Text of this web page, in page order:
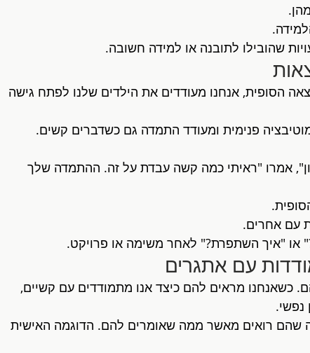
שהובילו לתובנה או למידה חשובה.
הסופית, אנחנו מעודדים את הילדים שלנו לפתח גישה
פנימית ומעודד התמדה גם כשדברים קשים.
אמרו "ראיתי כמה קשה עבדת על זה. ההתמדה שלך
עם אחרים.
או "איך השתפרת?" לאחר משימה או פרויקט.
כשאנחנו מראים להם כיצד אנו מתמודדים עם קשיים,
נפשי.
שהם רואים מאשר ממה שאומרים להם. הדוגמה האישית